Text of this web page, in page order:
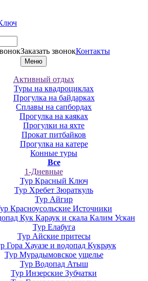
Заказать звонокКонтакты
Меню
Активный отдых
Туры на квадроциклах
Прогулка на байдарках
Сплавы на сапбордах
Прогулка на каяках
Прогулки на яхте
Прокат питбайков
Прогулка на катере
Конные туры
Все
1-Дневные
Тур Красный Ключ
Тур Хребет Зюраткуль
Тур Айгир
Красноусольские Источники
Кук Караук и скала Калим Ускан
Тур Елабуга
Тур Айские притесы
Гора Хауазе и водопад Кукраук
Тур Мурадымовское ущелье
Тур Водопад Атыш
Тур Инзерские Зубчатки